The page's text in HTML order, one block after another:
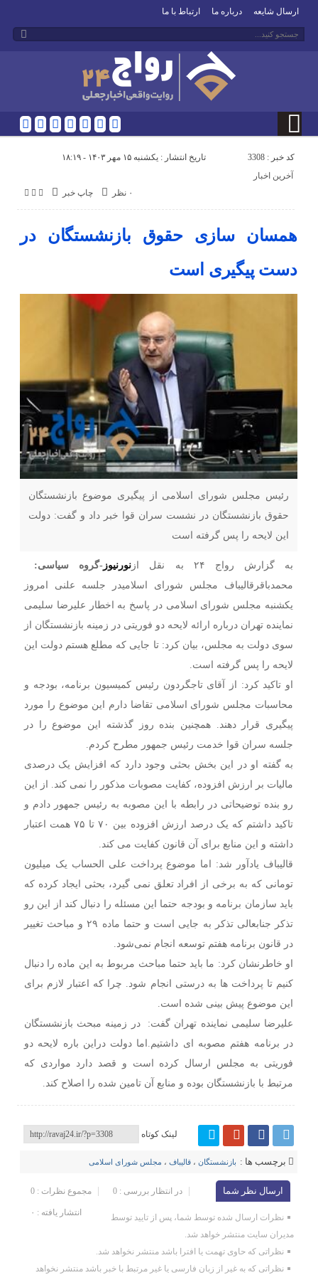
ارسال شایعه درباره ما ارتباط با ما
کد خبر : 3308 تاریخ انتشار : یکشنبه ۱۵ مهر ۱۴۰۳ - ۱۸:۱۹
چاپ خبر ۰ نظر
آخرین اخبار
همسان سازی حقوق بازنشستگان در
دست پیگیری است
رئیس مجلس شورای اسلامی از پیگیری موضوع بازنشستگان
حقوق بازنشستگان در نشست سران قوا خبر داد و گفت: دولت
این لایحه را پس گرفته است
به گزارش رواج ۲۴ به نقل از نورنیوز -گروه سیاسی:
محمدباقرقالیباف مجلس شورای اسلامیدر جلسه علنی امروز
یکشنبه مجلس شورای اسلامی در پاسخ به اخطار علیرضا سلیمی
نماینده تهران درباره ارائه لایحه دو فوریتی در زمینه بازنشستگان از
سوی دولت به مجلس، بیان کرد: تا جایی که مطلع هستم دولت این
لایحه را پس گرفته‌ است.
او تاکید کرد: از آقای تاجگردون رئیس کمیسیون برنامه، بودجه و
محاسبات مجلس شورای اسلامی تقاضا دارم این موضوع را مورد
پیگیری قرار دهند. همچنین بنده روز گذشته این موضوع را در
جلسه سران قوا خدمت رئیس جمهور مطرح کردم.
به گفته او در این بخش بحثی وجود دارد که افزایش یک درصدی
مالیات بر ارزش افزوده، کفایت مصوبات مذکور را نمی کند. از این
رو بنده توضیحاتی در رابطه با این مصوبه به رئیس جمهور دادم و
تاکید داشتم که یک درصد ارزش افزوده بین ۷۰ تا ۷۵ همت اعتبار
داشته و این منابع برای آن قانون کفایت می کند.
قالیباف یادآور شد: اما موضوع پرداخت علی الحساب یک میلیون
تومانی که به برخی از افراد تعلق نمی گیرد، بحثی ایجاد کرده که
باید سازمان برنامه و بودجه حتما این مسئله را دنبال کند از این رو
تذکر جنابعالی تذکر به جایی است و حتما ماده ۲۹ و مباحث تغییر
در قانون برنامه هفتم توسعه انجام نمی‌شود.
او خاطرنشان کرد: ما باید حتما مباحث مربوط به این ماده را دنبال
کنیم تا پرداخت ها به درستی انجام شود. چرا که اعتبار لازم برای
این موضوع پیش بینی شده است.
علیرضا سلیمی نماینده تهران گفت: در زمینه مبحث بازنشستگان
در برنامه هفتم مصوبه ای داشتیم.اما دولت دراین باره لایحه دو
فوریتی به مجلس ارسال کرده است و قصد دارد مواردی که
مرتبط با بازنشستگان بوده و منابع آن تامین شده را اصلاح کند.
لینک کوتاه
برچسب ها : بازنشستگان ،قالیباف ، مجلس شورای اسلامی
ارسال نظر شما مجموع نظرات : 0 در انتظار بررسی : 0
انتشار یافته : ۰
نظرات ارسال شده توسط شما، پس از تایید توسط
مدیران سایت منتشر خواهد شد.
نظراتی که حاوی تهمت یا افترا باشد منتشر نخواهد شد.
نظراتی که به غیر از زبان فارسی یا غیر مرتبط با خبر باشد منتشر نخواهد